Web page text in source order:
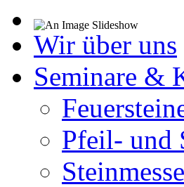
Wir über uns
Seminare &
Pfeil- und